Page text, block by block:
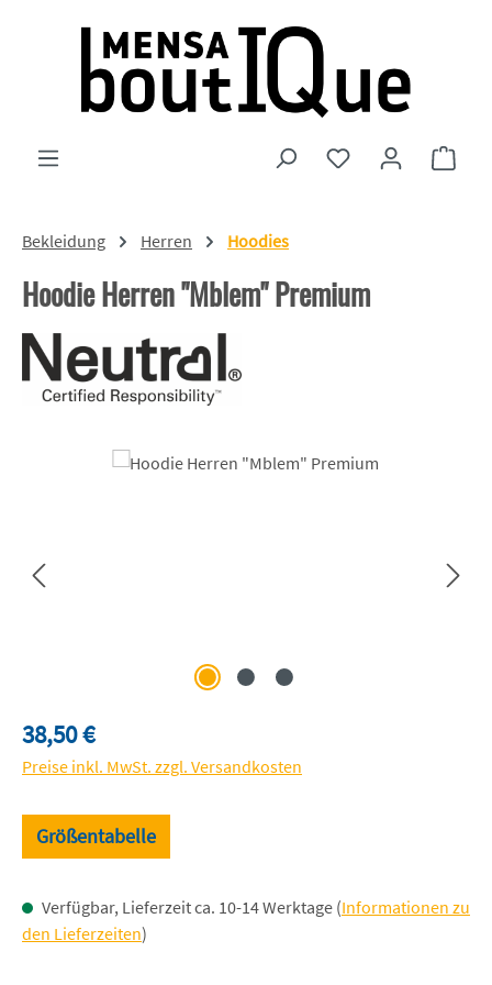
Zum Hauptinhalt springen
Du hast 0
Bekleidung Herren Hoodies
Hoodie Herren "Mblem" Premium
Bildergalerie überspringen
Regulärer Preis:
38,50 €
Preise inkl. MwSt. zzgl. Versandkosten
Größentabelle
Verfügbar, Lieferzeit ca. 10-14 Werktage (Informationen zu
den Lieferzeiten)